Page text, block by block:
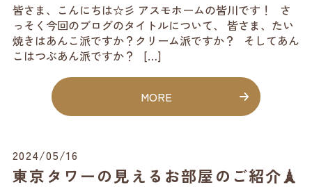
皆さま、こんにちは☆彡 アスモホームの皆川です！ さ
っそく今回のブログのタイトルについて、 皆さま、たい
焼きはあんこ派ですか？クリーム派ですか？ そしてあん
こはつぶあん派ですか？ […]
MORE
2024/05/16
東京タワーの見えるお部屋のご紹介🗼